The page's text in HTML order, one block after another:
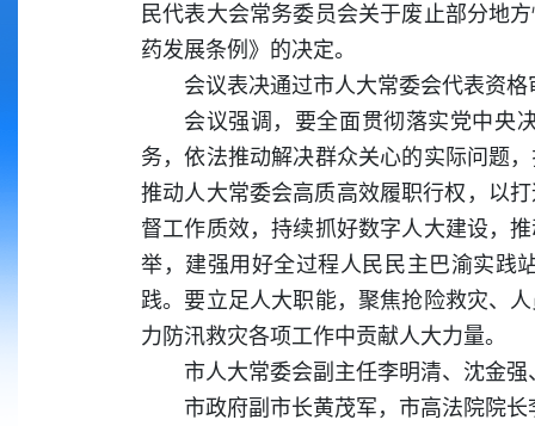
民代表大会常务委员会关于废止部分地
药发展条例》的决定。
会议表决通过市人大常委会代表资
会议强调，要全面贯彻落实党中央
务，依法推动解决群众关心的实际问题
推动人大常委会高质高效履职行权，以
督工作质效，持续抓好数字人大建设，
举，建强用好全过程人民民主巴渝实践
践。要立足人大职能，聚焦抢险救灾、
力防汛救灾各项工作中贡献人大力量。
市人大常委会副主任李明清、沈金
市政府副市长黄茂军，市高法院院